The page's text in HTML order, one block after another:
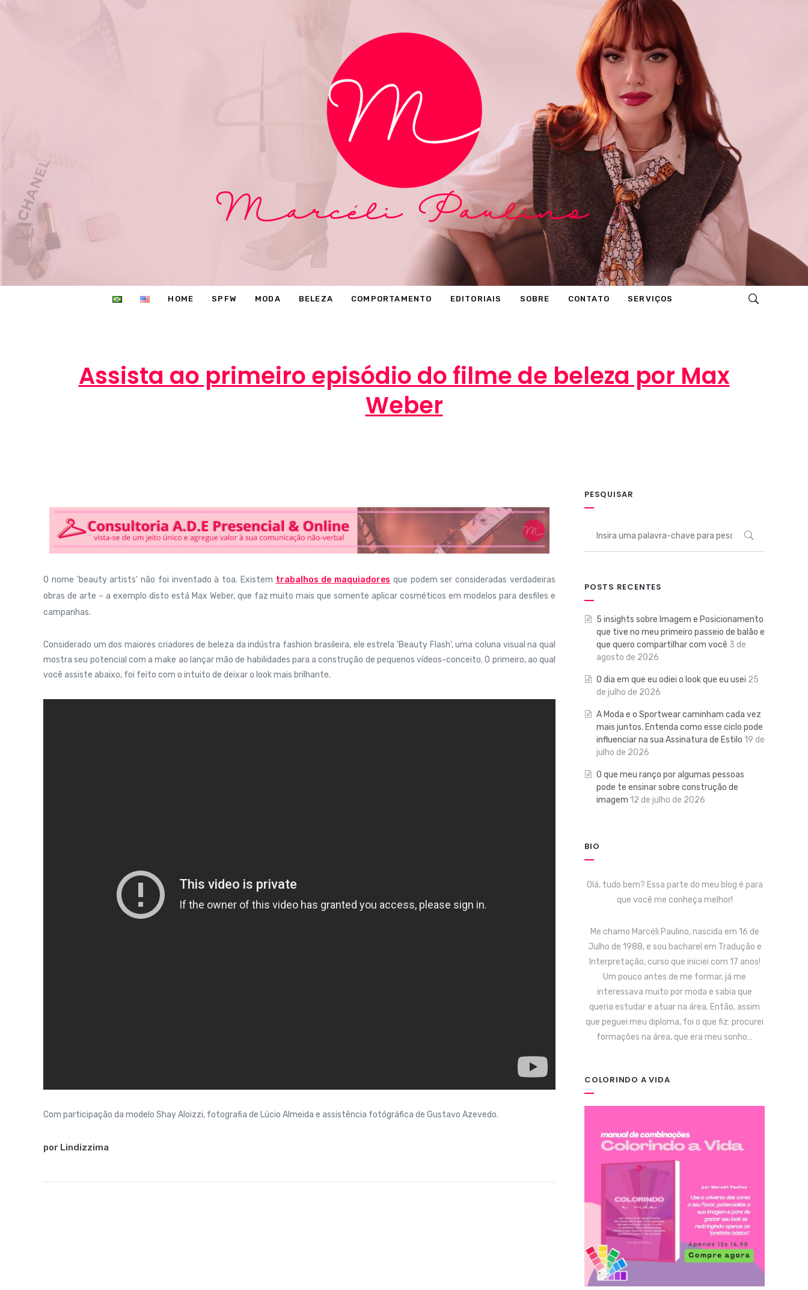
HOME SPFW MODA BELEZA COMPORTAMENTO EDITORIAIS SOBRE CONTATO SERVIÇOS
Assista ao primeiro episódio do filme de beleza por Max
Weber
O nome 'beauty artists' não foi inventado à toa. Existem trabalhos de maquiadores que podem ser consideradas verdadeiras
obras de arte – a exemplo disto está Max Weber, que faz muito mais que somente aplicar cosméticos em modelos para desfiles e
campanhas.
Considerado um dos maiores criadores de beleza da indústra fashion brasileira, ele estrela 'Beauty Flash', uma coluna visual na qual
mostra seu potencial com a make ao lançar mão de habilidades para a construção de pequenos vídeos-conceito. O primeiro, ao qual
você assiste abaixo, foi feito com o intuito de deixar o look mais brilhante.
Com participação da modelo Shay Aloizzi, fotografia de Lúcio Almeida e assistência fotógráfica de Gustavo Azevedo.
por Lindizzima
PESQUISAR
POSTS RECENTES
5 insights sobre Imagem e Posicionamento
que tive no meu primeiro passeio de balão e
que quero compartilhar com você 3 de
agosto de 2026
O dia em que eu odiei o look que eu usei 25
de julho de 2026
A Moda e o Sportwear caminham cada vez
mais juntos. Entenda como esse ciclo pode
influenciar na sua Assinatura de Estilo 19 de
julho de 2026
O que meu ranço por algumas pessoas
pode te ensinar sobre construção de
imagem 12 de julho de 2026
BIO
Olá, tudo bem? Essa parte do meu blog é para
que você me conheça melhor!
Me chamo Marcéli Paulino, nascida em 16 de
Julho de 1988, e sou bacharel em Tradução e
Interpretação, curso que iniciei com 17 anos!
Um pouco antes de me formar, já me
interessava muito por moda e sabia que
queria estudar e atuar na área. Então, assim
que peguei meu diploma, foi o que fiz: procurei
formações na área, que era meu sonho…
COLORINDO A VIDA